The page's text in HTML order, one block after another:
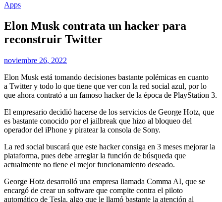
Apps
Elon Musk contrata un hacker para
reconstruir Twitter
noviembre 26, 2022
Elon Musk está tomando decisiones bastante polémicas en cuanto
a Twitter y todo lo que tiene que ver con la red social azul, por lo
que ahora contrató a un famoso hacker de la época de PlayStation 3.
El empresario decidió hacerse de los servicios de George Hotz, que
es bastante conocido por el jailbreak que hizo al bloqueo del
operador del iPhone y piratear la consola de Sony.
La red social buscará que este hacker consiga en 3 meses mejorar la
plataforma, pues debe arreglar la función de búsqueda que
actualmente no tiene el mejor funcionamiento deseado.
George Hotz desarrolló una empresa llamada Comma AI, que se
encargó de crear un software que compite contra el piloto
automático de Tesla, algo que le llamó bastante la atención al